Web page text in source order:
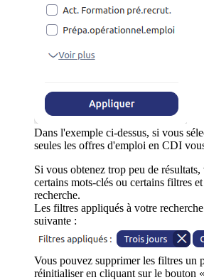
Dans l'exemple ci-dessus, si vous
seules les offres d'emploi en CDI
Si vous obtenez trop peu de
certains mots-clés ou certains filtres
recherche.
Les filtres appliqués à votre
suivante :
Vous pouvez supprimer les filtres un
réinitialiser en cliquant sur le bouton